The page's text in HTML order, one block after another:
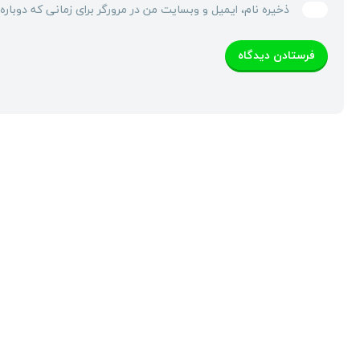
ذخیره نام، ایمیل و وبسایت من در مرورگر برای زمانی که